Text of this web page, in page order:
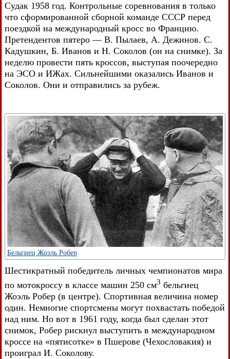
Судак 1958 год. Контрольные соревнования в только
что сформированной сборной команде СССР перед
поездкой на международный кросс во Францию.
Претендентов пятеро — В. Пылаев, А. Дежинов. С.
Кадушкин, Б. Иванов и Н. Соколов (он на снимке). За
неделю провести пять кроссов, выступая поочередно
на ЭСО и ИЖах. Сильнейшими оказались Иванов и
Соколов. Они и отправились за рубеж.
Бельгиец Жоэль Робер
Шестикратный победитель личных чемпионатов мира
по мотокроссу в классе машин 250 см3 бельгиец
Жоэль Робер (в центре). Спортивная величина номер
один. Немногие спортсмены могут похвастать победой
над ним. Но вот в 1961 году, когда был сделан этот
снимок, Робер рискнул выступить в международном
кроссе на «пятисотке» в Пшерове (Чехословакия) и
проиграл И. Соколову.